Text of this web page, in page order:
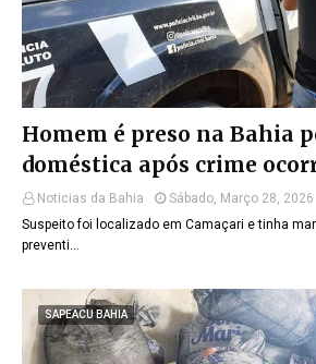
Homem é preso na Bahia
doméstica após crime
Noticias da Bahia
Sábado, Março 28, 2026
Suspeito foi localizado em Camaçari e tinha
preventi…
SAPEACU BAHIA